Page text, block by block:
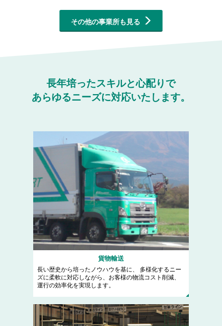
その他の事業所も見る
長年培ったスキルと心配りで
あらゆるニーズに対応いたします。
貨物輸送
長い歴史から培ったノウハウを基に、 多様化するニー
ズに柔軟に対応しながら、お客様の物流コスト削減、
運行の効率化を実現します。